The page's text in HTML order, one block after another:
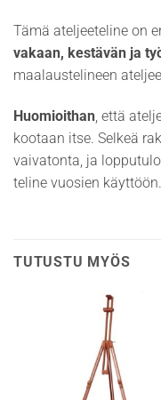
Tämä ateljeeteline on
vakaan, kestävän ja
maalaustelineen
Huomioithan , että
kootaan itse. Selkeä
vaivatonta, ja
teline vuosien käyttöön.
TUTUSTU MYÖS